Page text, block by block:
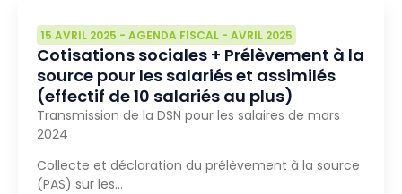
15 AVRIL 2025 - AGENDA FISCAL - AVRIL 2025
Cotisations sociales + Prélèvement à la
source pour les salariés et assimilés
(effectif de 10 salariés au plus)
Transmission de la DSN pour les salaires de mars
2024
Collecte et déclaration du prélèvement à la source
(PAS) sur les…